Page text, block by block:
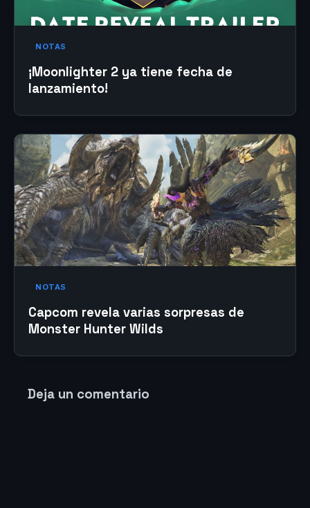
NOTAS
¡Moonlighter 2 ya tiene fecha de
lanzamiento!
NOTAS
Capcom revela varias sorpresas de
Monster Hunter Wilds
Deja un comentario